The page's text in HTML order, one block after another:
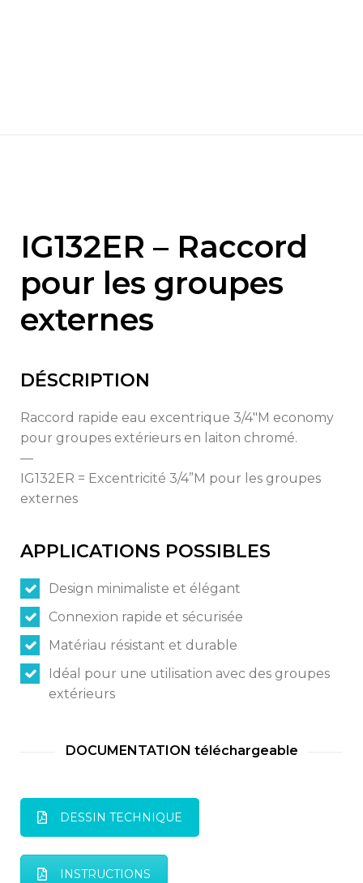
IG132ER – Raccord
pour les groupes
externes
DÉSCRIPTION
Raccord rapide eau excentrique 3/4″M economy
pour groupes extérieurs en laiton chromé.
—
IG132ER = Excentricité 3/4”M pour les groupes
externes
APPLICATIONS POSSIBLES
Design minimaliste et élégant
Connexion rapide et sécurisée
Matériau résistant et durable
Idéal pour une utilisation avec des groupes
extérieurs
DOCUMENTATION téléchargeable
DESSIN TECHNIQUE
INSTRUCTIONS
Italiano
Français